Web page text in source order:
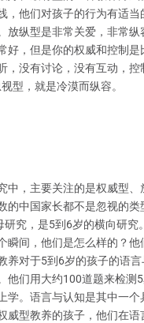
，他们对孩子的行为有适当
放纵型是非常关爱，非常纵
好，但是你的权威和控制是
，没有讨论，没有互动，控
型，就是冷漠而纵容。
中，主要关注的是权威型、
的中国家长都不是忽视的类
究，是5到6岁的横向研究
瞬间，他们是怎么样的？他
养对于5到6岁的孩子的语
他们用大约100道题来检测
学。语言与认知是其中一个
威型教养的孩子，他们在语